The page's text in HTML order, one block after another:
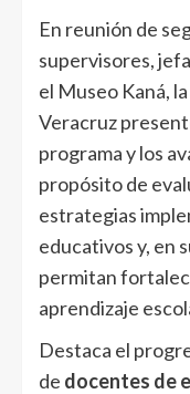
En reunión de
supervisores,
el Museo Kaná,
Veracruz
programa y los
propósito de
estrategias
educativos y, en
permitan
aprendizaje
Destaca el
de docentes de